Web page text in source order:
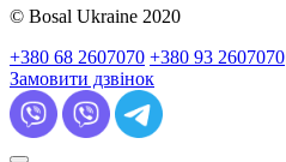
© Bosal Ukraine 2020
+380 68 2607070 +380 93 2607070
Замовити дзвінок